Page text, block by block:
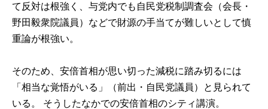
て反対は根強く、与党内でも自民党税制調査会（会長・
野田毅衆院議員）などで財源の手当てが難しいとして慎
重論が根強い。
そのため、安倍首相が思い切った減税に踏み切るには
「相当な覚悟がいる」（前出・自民党議員）と見られて
いる。 そうしたなかでの安倍首相のシティ講演。